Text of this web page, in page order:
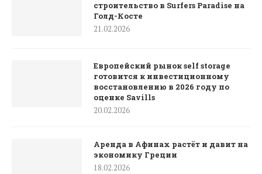
строительство в Surfers Paradise на
Голд-Косте
21.02.2026
Европейский рынок self storage
готовится к инвестиционному
восстановлению в 2026 году по
оценке Savills
20.02.2026
Аренда в Афинах растёт и давит на
экономику Греции
18.02.2026